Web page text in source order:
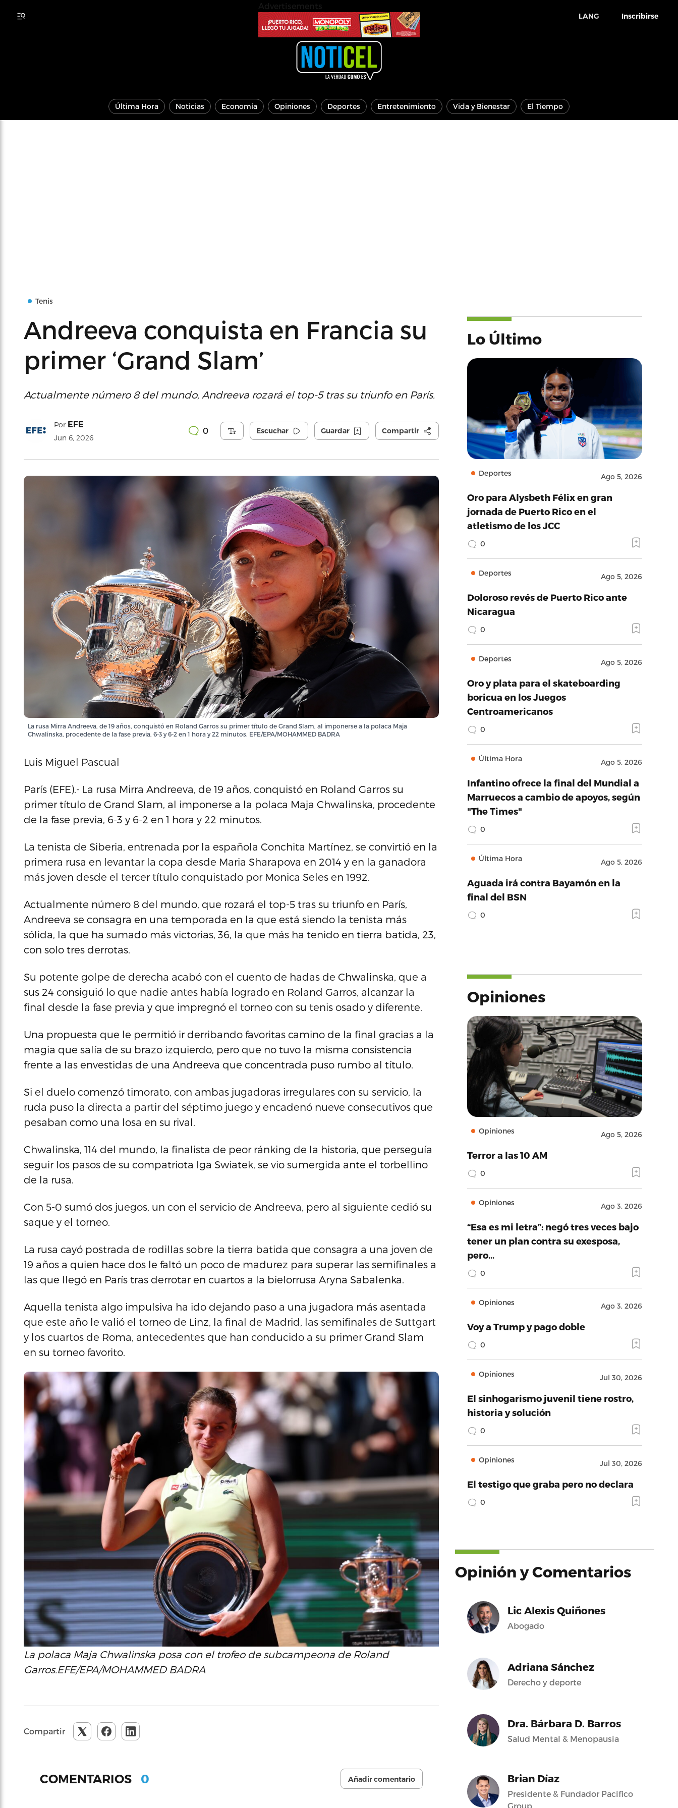
LANG Inscribirse
Última Hora Noticias Economía Opiniones Deportes Entretenimiento Vida y Bienestar El Tiempo
Tenis
Andreeva conquista en Francia su
primer ‘Grand Slam’
Actualmente número 8 del mundo, Andreeva rozará el top-5 tras su triunfo en París.
Por EFE
Jun 6, 2026
0 Escuchar Guardar Compartir
La rusa Mirra Andreeva, de 19 años, conquistó en Roland Garros su primer título de Grand Slam, al imponerse a la polaca Maja
Chwalinska, procedente de la fase previa, 6-3 y 6-2 en 1 hora y 22 minutos. EFE/EPA/MOHAMMED BADRA
Luis Miguel Pascual
París (EFE).- La rusa Mirra Andreeva, de 19 años, conquistó en Roland Garros su
primer título de Grand Slam, al imponerse a la polaca Maja Chwalinska, procedente
de la fase previa, 6-3 y 6-2 en 1 hora y 22 minutos.
La tenista de Siberia, entrenada por la española Conchita Martínez, se convirtió en la
primera rusa en levantar la copa desde Maria Sharapova en 2014 y en la ganadora
más joven desde el tercer título conquistado por Monica Seles en 1992.
Actualmente número 8 del mundo, que rozará el top-5 tras su triunfo en París,
Andreeva se consagra en una temporada en la que está siendo la tenista más
sólida, la que ha sumado más victorias, 36, la que más ha tenido en tierra batida, 23,
con solo tres derrotas.
Su potente golpe de derecha acabó con el cuento de hadas de Chwalinska, que a
sus 24 consiguió lo que nadie antes había logrado en Roland Garros, alcanzar la
final desde la fase previa y que impregnó el torneo con su tenis osado y diferente.
Una propuesta que le permitió ir derribando favoritas camino de la final gracias a la
magia que salía de su brazo izquierdo, pero que no tuvo la misma consistencia
frente a las envestidas de una Andreeva que concentrada puso rumbo al título.
Si el duelo comenzó timorato, con ambas jugadoras irregulares con su servicio, la
ruda puso la directa a partir del séptimo juego y encadenó nueve consecutivos que
pesaban como una losa en su rival.
Chwalinska, 114 del mundo, la finalista de peor ránking de la historia, que perseguía
seguir los pasos de su compatriota Iga Swiatek, se vio sumergida ante el torbellino
de la rusa.
Con 5-0 sumó dos juegos, un con el servicio de Andreeva, pero al siguiente cedió su
saque y el torneo.
La rusa cayó postrada de rodillas sobre la tierra batida que consagra a una joven de
19 años a quien hace dos le faltó un poco de madurez para superar las semifinales a
las que llegó en París tras derrotar en cuartos a la bielorrusa Aryna Sabalenka.
Aquella tenista algo impulsiva ha ido dejando paso a una jugadora más asentada
que este año le valió el torneo de Linz, la final de Madrid, las semifinales de Suttgart
y los cuartos de Roma, antecedentes que han conducido a su primer Grand Slam
en su torneo favorito.
La polaca Maja Chwalinska posa con el trofeo de subcampeona de Roland
Garros.EFE/EPA/MOHAMMED BADRA
Compartir
COMENTARIOS 0 Añadir comentario
Lo Último
Deportes Ago 5, 2026
Oro para Alysbeth Félix en gran
jornada de Puerto Rico en el
atletismo de los JCC
0
Deportes Ago 5, 2026
Doloroso revés de Puerto Rico ante
Nicaragua
0
Deportes Ago 5, 2026
Oro y plata para el skateboarding
boricua en los Juegos
Centroamericanos
0
Última Hora Ago 5, 2026
Infantino ofrece la final del Mundial a
Marruecos a cambio de apoyos, según
"The Times"
0
Última Hora Ago 5, 2026
Aguada irá contra Bayamón en la
final del BSN
0
Opiniones
Opiniones Ago 5, 2026
Terror a las 10 AM
0
Opiniones Ago 3, 2026
“Esa es mi letra”: negó tres veces bajo
tener un plan contra su exesposa,
pero…
0
Opiniones Ago 3, 2026
Voy a Trump y pago doble
0
Opiniones Jul 30, 2026
El sinhogarismo juvenil tiene rostro,
historia y solución
0
Opiniones Jul 30, 2026
El testigo que graba pero no declara
0
Opinión y Comentarios
Lic Alexis Quiñones
Abogado
Adriana Sánchez
Derecho y deporte
Dra. Bárbara D. Barros
Salud Mental & Menopausia
Brian Díaz
Presidente & Fundador Pacifico
Group